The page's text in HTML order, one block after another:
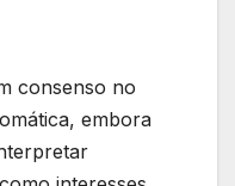
consenso no
embora